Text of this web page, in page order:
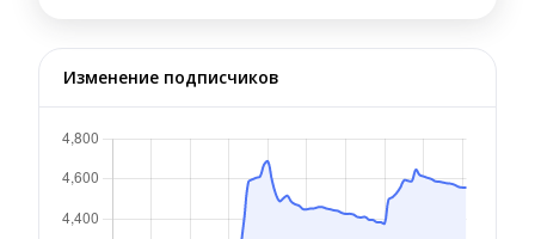
Изменение подписчиков